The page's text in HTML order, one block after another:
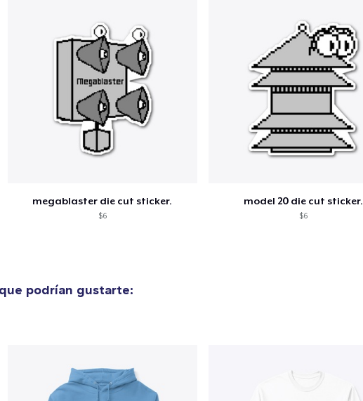
megablaster die cut sticker.
$6
model 20 die cut sticker.
$6
que podrían gustarte: